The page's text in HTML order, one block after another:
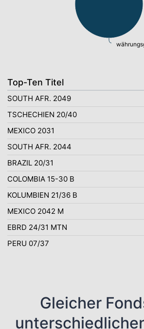
Top-Ten Titel
SOUTH AFR. 2049
TSCHECHIEN 20/40
MEXICO 2031
SOUTH AFR. 2044
BRAZIL 20/31
COLOMBIA 15-30 B
KOLUMBIEN 21/36 B
MEXICO 2042 M
EBRD 24/31 MTN
PERU 07/37
Gleicher